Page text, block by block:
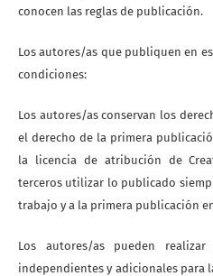
conocen las reglas de publicación.
Los autores/as que publiquen en
condiciones:
Los autores/as conservan los
el derecho de la primera
la licencia de atribución de
terceros utilizar lo publicado
trabajo y a la primera publicación
Los autores/as pueden
independientes y adicionales para